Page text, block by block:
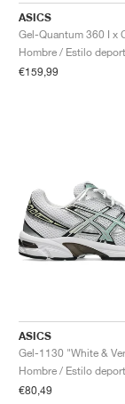
ASICS
Hombre / Estilo
€159,99
ASICS
Gel-1130 "White &
Hombre / Estilo
€80,49